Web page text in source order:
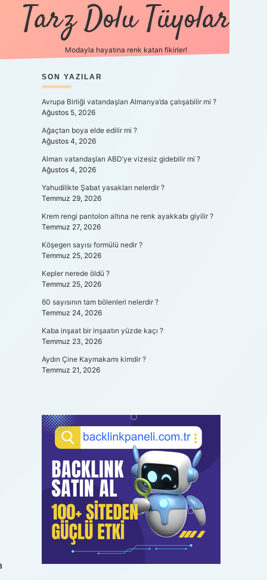
Tarz Dolu Tüyolar
Modayla hayatına renk katan fikirler!
SIDEBAR
SON YAZILAR
Avrupa Birliği vatandaşları Almanya’da çalışabilir mi ?
Ağustos 5, 2026
Ağaçtan boya elde edilir mi ?
Ağustos 4, 2026
Alman vatandaşları ABD’ye vizesiz gidebilir mi ?
Ağustos 4, 2026
Yahudilikte Şabat yasakları nelerdir ?
Temmuz 29, 2026
Krem rengi pantolon altına ne renk ayakkabı giyilir ?
Temmuz 27, 2026
Köşegen sayısı formülü nedir ?
Temmuz 25, 2026
Kepler nerede öldü ?
Temmuz 25, 2026
60 sayısının tam bölenleri nelerdir ?
Temmuz 24, 2026
Kaba inşaat bir inşaatın yüzde kaçı ?
Temmuz 23, 2026
Aydın Çine Kaymakamı kimdir ?
Temmuz 21, 2026